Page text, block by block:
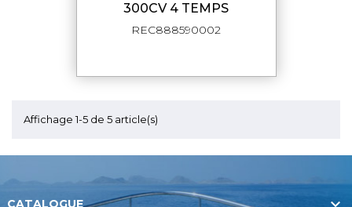
300CV 4 TEMPS
REC888590002
Affichage 1-5 de 5 article(s)
CATALOGUE